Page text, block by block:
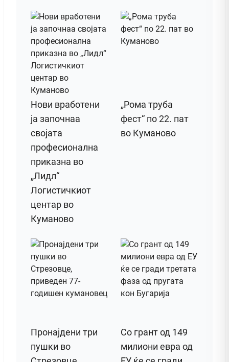
Нови вработени
ја започнаа
својата
професионална
приказна во
„Лидл“
Логистичкиот
центар во
Куманово
„Рома труба
фест“ по 22. пат
во Куманово
Пронајдени три
пушки во
Со грант од 149
милиони евра од